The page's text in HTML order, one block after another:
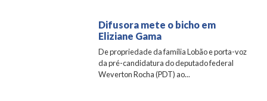
Difusora mete o bicho em
Eliziane Gama
De propriedade da família Lobão e porta-voz
da pré-candidatura do deputado federal
Weverton Rocha (PDT) ao...